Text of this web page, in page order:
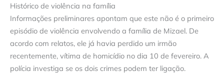
Histórico de violência na família
Informações preliminares apontam que este não é o primeiro
episódio de violência envolvendo a família de Mizael. De
acordo com relatos, ele já havia perdido um irmão
recentemente, vítima de homicídio no dia 10 de fevereiro. A
polícia investiga se os dois crimes podem ter ligação.